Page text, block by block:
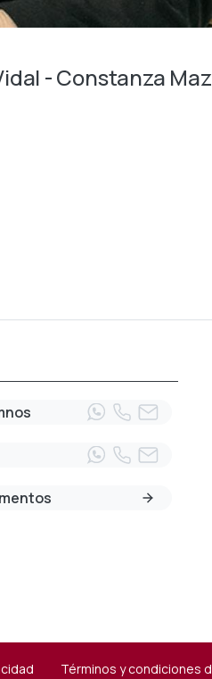
- Constanza
Términos y condiciones